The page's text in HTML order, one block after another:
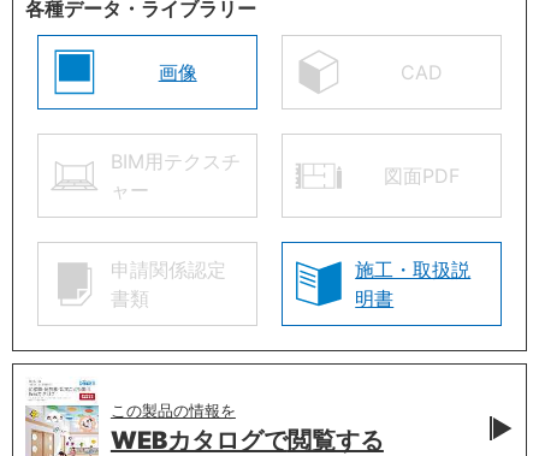
各種データ・ライブラリー
画像 CAD
BIM用テクスチ
ャー
図面PDF
申請関係認定
書類
施工・取扱説
明書
この製品の情報を
WEBカタログで閲覧する